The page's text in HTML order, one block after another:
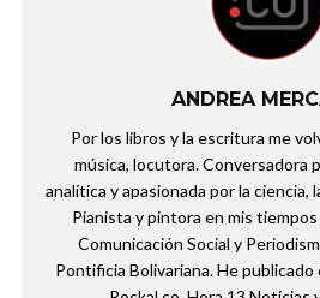
ANDREA
Por los libros y la escritura me
música, locutora. Conversadora
analítica y apasionada por la ciencia,
Pianista y pintora en mis
Comunicación Social y
Pontificia Bolivariana. He publicado